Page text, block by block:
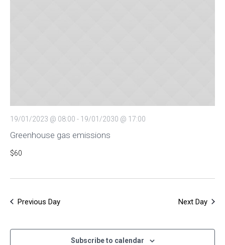
19/01/2023 @ 08:00 - 19/01/2030 @ 17:00
Greenhouse gas emissions
$60
Previous Day Next Day
Subscribe to calendar